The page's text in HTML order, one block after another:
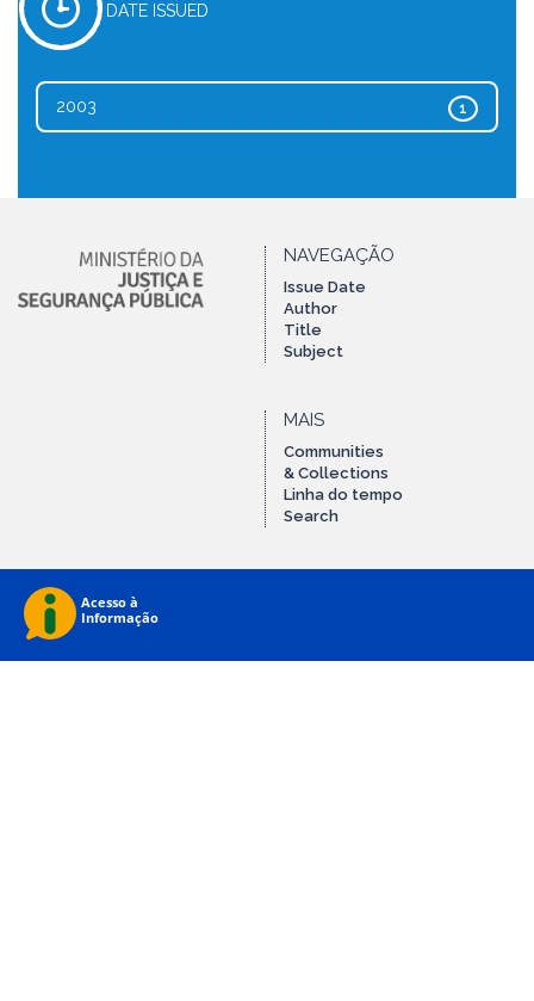
DATE ISSUED
1
2003
NAVEGAÇÃO
Issue Date
Author
Title
Subject
MAIS
Communities
& Collections
Linha do tempo
Search